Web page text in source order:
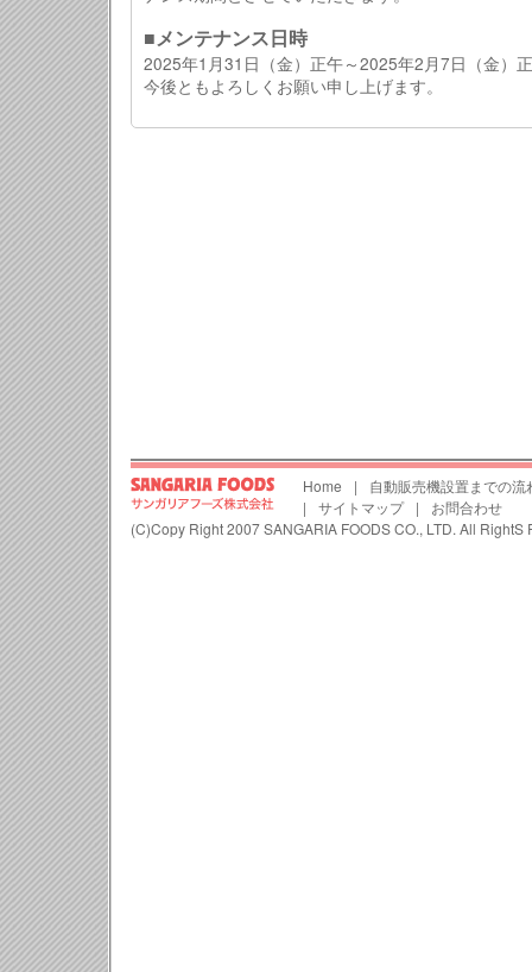
■メンテナンス日時
2025年1月31日（金）正午～2025年2月7日（金）
今後ともよろしくお願い申し上げます。
Home |
自動販売機設置までの流
|
サイトマップ |
お問合わせ
(C)Copy Right 2007 SANGARIA FOODS CO., LTD. All RightS